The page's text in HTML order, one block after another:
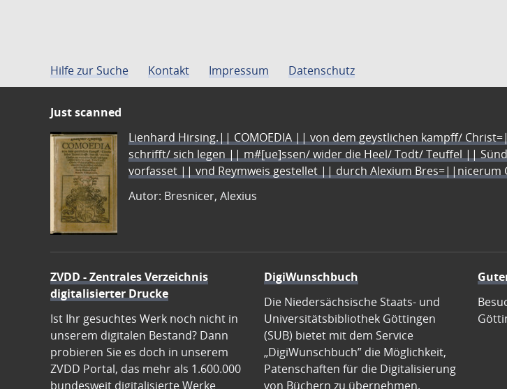
Hilfe zur Suche Kontakt Impressum Datenschutz
Just scanned
Lienhard Hirsing.|| COMOEDIA || von dem geystlichen kampff/
schrifft/ sich legen || m#[ue]ssen/ wider die Heel/ Todt/ Teuffel ||
vorfasset || vnd Reymweis gestellet || durch Alexium
Autor: Bresnicer, Alexius
ZVDD - Zentrales Verzeichnis
digitalisierter Drucke
Ist Ihr gesuchtes Werk noch nicht in
unserem digitalen Bestand? Dann
probieren Sie es doch in unserem
ZVDD Portal, das mehr als 1.600.000
bundesweit digitalisierte Werke
DigiWunschbuch
Die Niedersächsische Staats- und
Universitätsbibliothek Göttingen
(SUB) bietet mit dem Service
„DigiWunschbuch” die Möglichkeit,
Patenschaften für die Digitalisierung
von Büchern zu übernehmen.